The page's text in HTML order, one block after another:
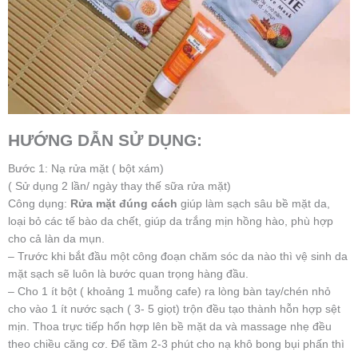
HƯỚNG DẪN SỬ DỤNG:
Bước 1: Nạ rửa mặt ( bột xám)
( Sử dụng 2 lần/ ngày thay thế sữa rửa mặt)
Công dụng: Rửa mặt đúng cách giúp làm sạch sâu bề mặt da,
loại bỏ các tế bào da chết, giúp da trắng mịn hồng hào, phù hợp
cho cả làn da mụn.
– Trước khi bắt đầu một công đoạn chăm sóc da nào thì vệ sinh da
mặt sạch sẽ luôn là bước quan trọng hàng đầu.
– Cho 1 ít bột ( khoảng 1 muỗng cafe) ra lòng bàn tay/chén nhỏ
cho vào 1 ít nước sạch ( 3- 5 giọt) trộn đều tạo thành hỗn hợp sệt
mịn. Thoa trực tiếp hổn hợp lên bề mặt da và massage nhẹ đều
theo chiều căng cơ. Để tầm 2-3 phút cho nạ khô bong bụi phấn thì